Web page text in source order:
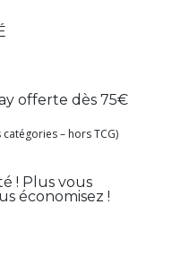
offerte dès 75€
– hors TCG)
! Plus vous
économisez !